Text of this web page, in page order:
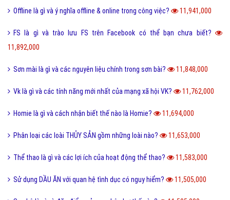
Offline là gì và ý nghĩa offline & online trong công việc? 11,941,000
FS là gì và trào lưu FS trên Facebook có thể bạn chưa biết?
11,892,000
Sơn mài là gì và các nguyên liệu chính trong sơn bài? 11,848,000
Vk là gì và các tính năng mới nhất của mạng xã hội VK? 11,762,000
Homie là gì và cách nhận biết thế nào là Homie? 11,694,000
Phân loại các loài THỦY SẢN gồm những loài nào? 11,653,000
Thể thao là gì và các lợi ích của hoạt động thể thao? 11,583,000
Sử dụng DẦU ĂN với quan hệ tình dục có nguy hiểm? 11,505,000